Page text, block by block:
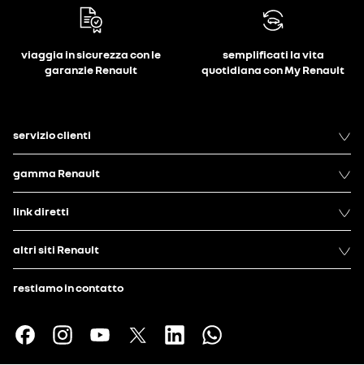
viaggia in sicurezza con le
garanzie Renault
semplificati la vita
quotidiana con My Renault
servizio clienti
gamma Renault
link diretti
altri siti Renault
restiamo in contatto